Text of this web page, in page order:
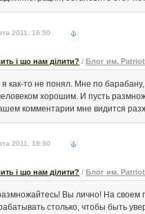
2011, 16:50
і що нам ділити? / Блог им. Patriot
я как-то не понял. Мне по
хорошим. И пусть
комментарии мне видится
2011, 18:30
і що нам ділити? / Блог им. Patriot
Вы лично! На своем
столько, чтобы быть